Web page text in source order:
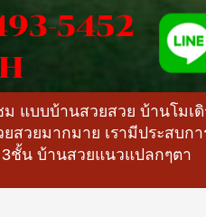
แบบบ้านสวยสวย บ้านโมเ
สวยมากมาย เรามีประสบก
ชั้น บ้านสวยแนวแปลกๆตา